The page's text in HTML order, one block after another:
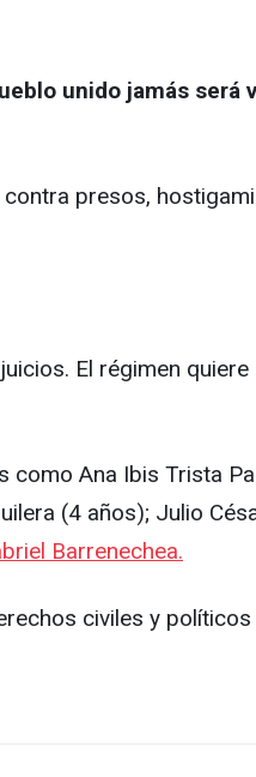
unido jamás será
presos,
El régimen
Ana Ibis Trista
(4 años); Julio
Barrenechea.
civiles y políticos